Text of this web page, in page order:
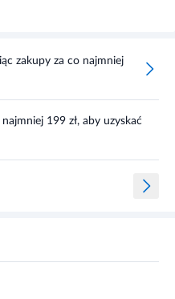
zakupy za co najmniej
199 zł, aby uzyskać